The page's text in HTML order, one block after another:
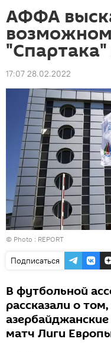
АФФА
"Спартака"
17:07 28.02.2022
© Photo : REPORT
Подписаться
В футбольной
рассказали о
матч Лиги